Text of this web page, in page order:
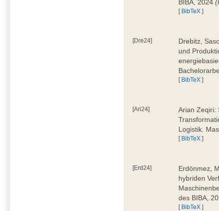
BIBA, 2024
[ BibTeX ]
[Dre24]
Drebitz,
und
[ BibTeX ]
[Ari24]
Arian Zeqiri:
Logistik.
[ BibTeX ]
[Erd24]
Erdönmez,
hybriden
des BIBA,
[ BibTeX ]